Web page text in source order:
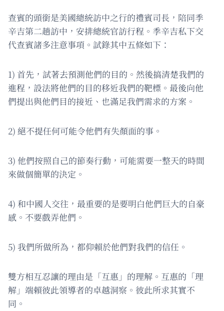
查賓的頭銜是美國總統訪中之行的禮賓司長，陪同季
辛吉第二趟訪中，安排總統官訪行程。季辛吉私下交
代查賓諸多注意事項。試錄其中五條如下：
1) 首先，試著去預測他們的目的。然後搞清楚我們的
進程，設法將他們的目的移近我們的靶標。最後向他
們提出與他們目的接近、也滿足我們需求的方案。
2) 絕不提任何可能令他們有失顏面的事。
3) 他們按照自己的節奏行動，可能需要一整天的時間
來做個簡單的決定。
4) 和中國人交往，最重要的是要明白他們巨大的自豪
感。不要戲弄他們。
5) 我們所做所為，都仰賴於他們對我們的信任。
雙方相互忍讓的理由是「互惠」的理解。互惠的「理
解」端賴彼此領導者的卓越洞察。彼此所求其實不
同。